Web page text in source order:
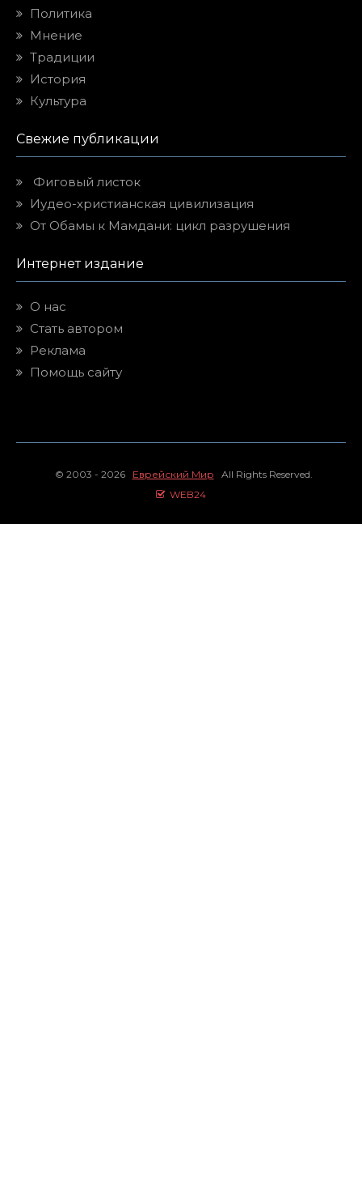
Политика
Мнение
Традиции
История
Культура
Свежие публикации
Фиговый листок
Иудео-христианская цивилизация
От Обамы к Мамдани: цикл разрушения
Интернет издание
О нас
Стать автором
Реклама
Помощь сайту
© 2003 - 2026 Еврейский Мир All Rights Reserved.
WEB24